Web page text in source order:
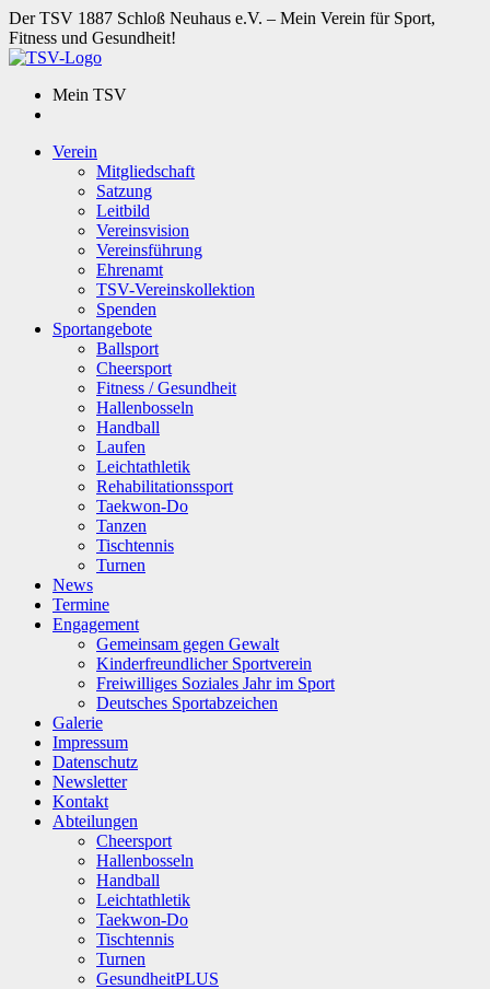
Der TSV 1887 Schloß Neuhaus e.V. – Mein Verein für Sport,
Fitness und Gesundheit!
Mein TSV
Verein
Mitgliedschaft
Satzung
Leitbild
Vereinsvision
Vereinsführung
Ehrenamt
TSV-Vereinskollektion
Spenden
Sportangebote
Ballsport
Cheersport
Fitness / Gesundheit
Hallenbosseln
Handball
Laufen
Leichtathletik
Rehabilitationssport
Taekwon-Do
Tanzen
Tischtennis
Turnen
News
Termine
Engagement
Gemeinsam gegen Gewalt
Kinderfreundlicher Sportverein
Freiwilliges Soziales Jahr im Sport
Deutsches Sportabzeichen
Galerie
Impressum
Datenschutz
Newsletter
Kontakt
Abteilungen
Cheersport
Hallenbosseln
Handball
Leichtathletik
Taekwon-Do
Tischtennis
Turnen
GesundheitPLUS